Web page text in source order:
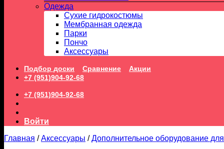
Одежда
Сухие гидрокостюмы
Мембранная одежда
Парки
Пончо
Аксессуары
Подбор доски Сравнение
Акции
+7 (951)904-92-68
+7 (951)904-92-68
Войти
Главная / Аксессуары / Дополнительное оборудование